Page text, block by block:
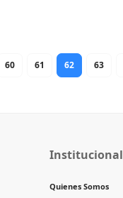
60 61 62 63
Institucional
Quienes Somos